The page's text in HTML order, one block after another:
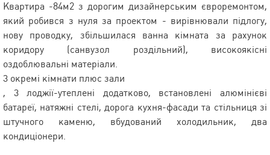
Квартира -84м2 з дорогим дизайнерським євроремонтом,
який робився з нуля за проектом - вирівнювали підлогу,
нову проводку, збільшилася ванна кімната за рахунок
коридору (санвузол роздільний), високоякісні
оздоблювальні матеріали.
3 окремі кімнати плюс зали
, 3 лоджії-утеплені додатково, встановлені алюмінієві
батареї, натяжні стелі, дорога кухня-фасади та стільниця зі
штучного каменю, вбудований холодильник, два
кондиціонери.